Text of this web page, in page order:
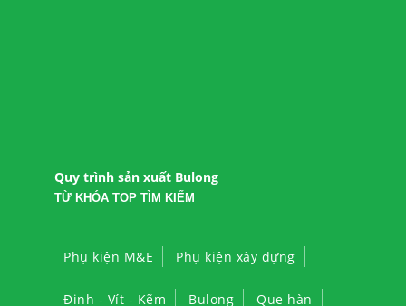
Quy trình sản xuất Bulong
TỪ KHÓA TOP TÌM KIẾM
Phụ kiện M&E Phụ kiện xây dựng
Đinh - Vít - Kẽm Bulong Que hàn